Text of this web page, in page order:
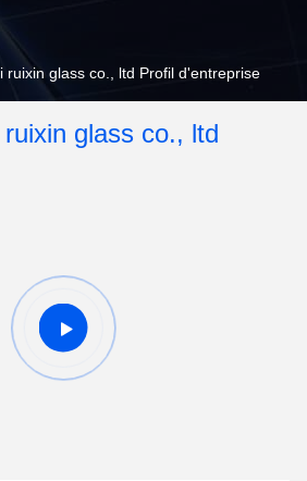
ruixin glass co., ltd Profil d'entreprise
glass co., ltd